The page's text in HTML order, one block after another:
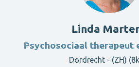
Linda
Psychosociaal therapeut
Dordrecht - (ZH)